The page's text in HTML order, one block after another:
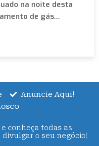
na noite desta
de gás…
Anuncie Aqui!
conheça todas as
o seu negócio!